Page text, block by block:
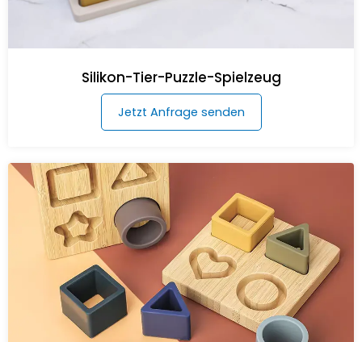
Silikon-Tier-Puzzle-Spielzeug
Jetzt Anfrage senden